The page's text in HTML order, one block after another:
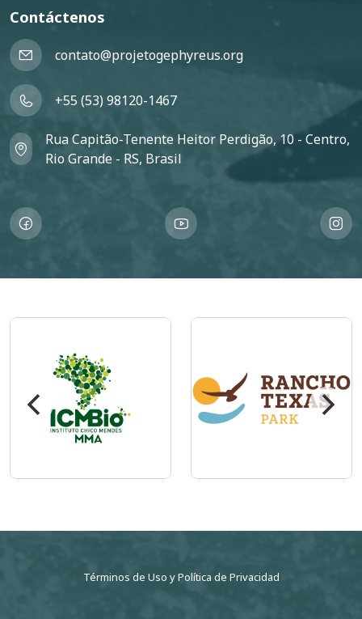
Contáctenos
contato@projetogephyreus.org
+55 (53) 98120-1467
Rua Capitão-Tenente Heitor Perdigão, 10 - Centro,
Rio Grande - RS, Brasil
Imagem Imagem
Términos de Uso yPolítica de Privacidad